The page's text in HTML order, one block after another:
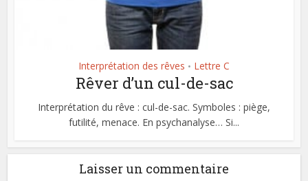
Interprétation des rêves • Lettre C
Rêver d’un cul-de-sac
Interprétation du rêve : cul-de-sac. Symboles : piège,
futilité, menace. En psychanalyse… Si...
Laisser un commentaire